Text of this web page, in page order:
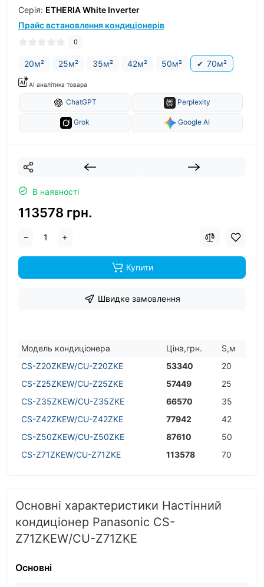
Серiя: ETHERIA White Inverter
Прайс встановлення кондиціонерів
0
20м² 25м² 35м² 42м² 50м² 70м²
AI аналітика товара
ChatGPT Perplexity
Grok Google AI
В наявності
113578 грн.
Купити
Швидке замовлення
Модель кондицiонера Цiна,грн.
S,м
CS-Z20ZKEW/CU-Z20ZKE
53340
20
CS-Z25ZKEW/CU-Z25ZKE
57449
25
CS-Z35ZKEW/CU-Z35ZKE
66570
35
CS-Z42ZKEW/CU-Z42ZKE
77942
42
CS-Z50ZKEW/CU-Z50ZKE
87610
50
CS-Z71ZKEW/CU-Z71ZKE
113578 70
Основні характеристики Настінний
кондиціонер Panasonic CS-
Z71ZKEW/CU-Z71ZKE
Основні